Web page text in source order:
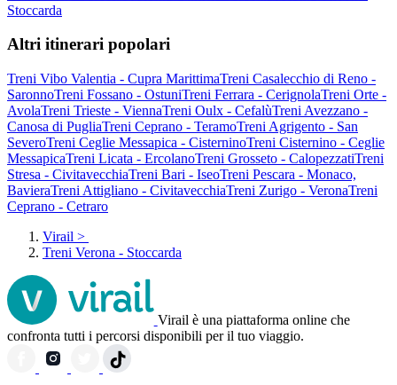
Stoccarda
Altri itinerari popolari
Treni Vibo Valentia - Cupra MarittimaTreni Casalecchio di Reno -
SaronnoTreni Fossano - OstuniTreni Ferrara - CerignolaTreni Orte -
AvolaTreni Trieste - ViennaTreni Oulx - CefalùTreni Avezzano -
Canosa di PugliaTreni Ceprano - TeramoTreni Agrigento - San
SeveroTreni Ceglie Messapica - CisterninoTreni Cisternino - Ceglie
MessapicaTreni Licata - ErcolanoTreni Grosseto - CalopezzatiTreni
Stresa - CivitavecchiaTreni Bari - IseoTreni Pescara - Monaco,
BavieraTreni Attigliano - CivitavecchiaTreni Zurigo - VeronaTreni
Ceprano - Cetraro
Virail >
Treni Verona - Stoccarda
Virail è una piattaforma online che
confronta tutti i percorsi disponibili per il tuo viaggio.